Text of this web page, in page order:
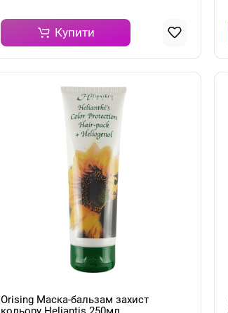
Купити
Orising Маска-бальзам захист